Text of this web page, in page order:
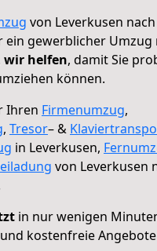
von Leverkusen
ein gewerblicher Umzug
wir helfen, damit Sie
können.
Ihren Firmenumzug,
, Tresor– &
in Leverkusen,
von Leverkusen
in nur wenigen
kostenfreie